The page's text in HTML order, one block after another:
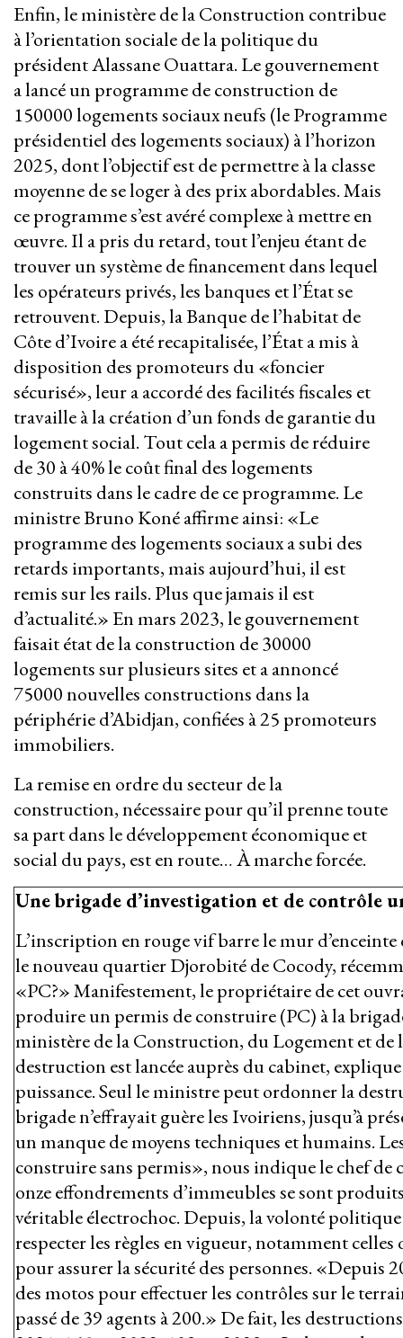
Enfin, le ministère de la Construction contribue
à l’orientation sociale de la politique du
président Alassane Ouattara. Le gouvernement
a lancé un programme de construction de
150000 logements sociaux neufs (le Programme
présidentiel des logements sociaux) à l’horizon
2025, dont l’objectif est de permettre à la classe
moyenne de se loger à des prix abordables. Mais
ce programme s’est avéré complexe à mettre en
œuvre. Il a pris du retard, tout l’enjeu étant de
trouver un système de financement dans lequel
les opérateurs privés, les banques et l’État se
retrouvent. Depuis, la Banque de l’habitat de
Côte d’Ivoire a été recapitalisée, l’État a mis à
disposition des promoteurs du «foncier
sécurisé», leur a accordé des facilités fiscales et
travaille à la création d’un fonds de garantie du
logement social. Tout cela a permis de réduire
de 30 à 40% le coût final des logements
construits dans le cadre de ce programme. Le
ministre Bruno Koné affirme ainsi: «Le
programme des logements sociaux a subi des
retards importants, mais aujourd’hui, il est
remis sur les rails. Plus que jamais il est
d’actualité.» En mars 2023, le gouvernement
faisait état de la construction de 30000
logements sur plusieurs sites et a annoncé
75000 nouvelles constructions dans la
périphérie d’Abidjan, confiées à 25 promoteurs
immobiliers.
La remise en ordre du secteur de la
construction, nécessaire pour qu’il prenne toute
sa part dans le développement économique et
social du pays, est en route… À marche forcée.
Une brigade d’investigation et de contrôle
L’inscription en rouge vif barre le mur
le nouveau quartier Djorobité de Cocody,
«PC?» Manifestement, le propriétaire de cet
produire un permis de construire (PC) à la
ministère de la Construction, du Logement et de
destruction est lancée auprès du cabinet,
puissance. Seul le ministre peut ordonner la
brigade n’effrayait guère les Ivoiriens, jusqu’à
un manque de moyens techniques et humains.
construire sans permis», nous indique le chef de
onze effondrements d’immeubles se sont
véritable électrochoc. Depuis, la volonté politique
respecter les règles en vigueur, notamment
pour assurer la sécurité des personnes. «Depuis
des motos pour effectuer les contrôles sur le
passé de 39 agents à 200.» De fait, les